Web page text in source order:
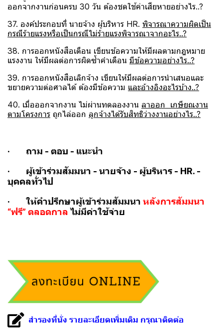
ออกจากงานก่อนครบ 30 วัน ต้องชดใช้ค่าเสียหายอย่างไร..?
37. องค์ประกอบที่ นายจ้าง ผู้บริหาร HR. พิจารณาความผิดเป็น
กรณีร้ายแรงหรือเป็นกรณีไม่ร้ายแรงพิจารณาจากอะไร..?
38. การออกหนังสือเตือน เขียนข้อความให้มีผลตามกฎหมาย
แรงงาน ให้มีผลต่อการผิดซ้ำคำเตือน มีข้อความอย่างไร..?
39. การออกหนังสือเลิกจ้าง เขียนให้มีผลต่อการนำเสนอและ
ขยายความต่อศาลได้ ต้องมีข้อความ และอ้างอิงอะไรบ้าง..?
40. เมื่อออกจากงาน ไม่ผ่านทดลองงาน ลาออก เกษียณงาน
ตามโครงการ ถูกไล่ออก ลูกจ้างได้รับสิทธิว่างงานอย่างไร..?
· ถาม - ตอบ - แนะนำ
· ผู้เข้าร่วมสัมมนา - นายจ้าง - ผู้บริหาร - HR. -
บุคคลทั่วไป
· ให้คำปรึกษาผู้เข้าร่วมสัมมนา หลังการสัมมนา
“ฟรี” ตลอดกาลไม่มีค่าใช้จ่าย
สำรองที่นั่ง รายละเอียดเพิ่มเติม กรุณาติดต่อ